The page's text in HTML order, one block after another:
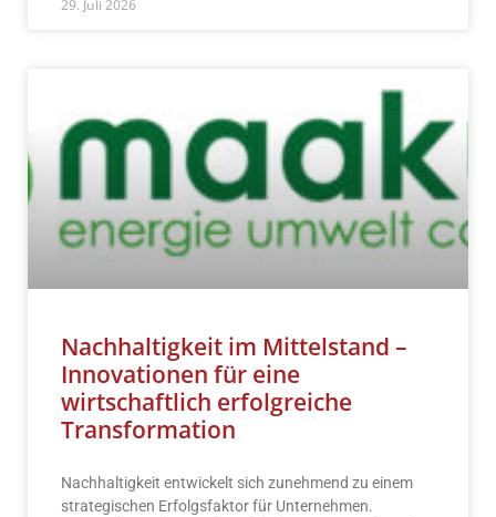
29. Juli 2026
Nachhaltigkeit im Mittelstand –
Innovationen für eine
wirtschaftlich erfolgreiche
Transformation
Nachhaltigkeit entwickelt sich zunehmend zu einem
strategischen Erfolgsfaktor für Unternehmen.